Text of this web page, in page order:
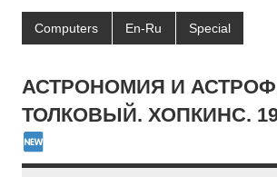
Computers En-Ru Special
АСТРОНОМИЯ И
ТОЛКОВЫЙ. ХОПКИНС.